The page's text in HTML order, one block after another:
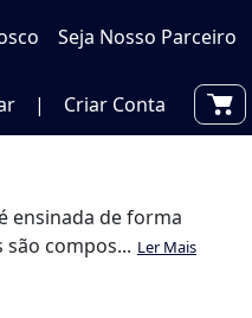
Seja Nosso Parceiro
| Criar Conta
ensinada de forma
compos... Ler Mais